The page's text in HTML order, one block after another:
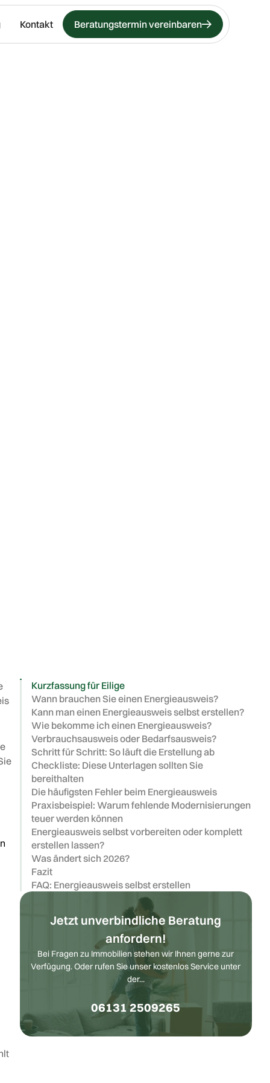
Kontakt Beratungstermin vereinbaren
Kurzfassung für Eilige
Wann brauchen Sie einen Energieausweis?
Kann man einen Energieausweis selbst erstellen?
Wie bekomme ich einen Energieausweis?
Verbrauchsausweis oder Bedarfsausweis?
Schritt für Schritt: So läuft die Erstellung ab
Checkliste: Diese Unterlagen sollten Sie
bereithalten
Die häufigsten Fehler beim Energieausweis
Praxisbeispiel: Warum fehlende Modernisierungen
teuer werden können
Energieausweis selbst vorbereiten oder komplett
erstellen lassen?
Was ändert sich 2026?
Fazit
FAQ: Energieausweis selbst erstellen
Jetzt unverbindliche Beratung
anfordern!
Bei Fragen zu Immobilien stehen wir Ihnen gerne zur
Verfügung. Oder rufen Sie unser kostenlos Service unter
der...
06131 2509265